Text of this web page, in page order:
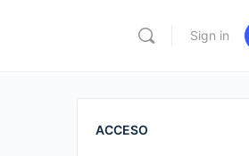
Sign in
ACCESO